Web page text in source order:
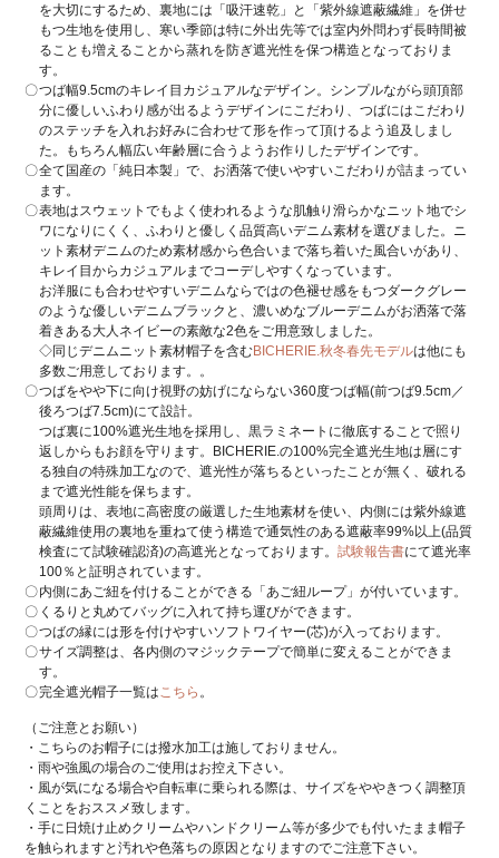
を大切にするため、裏地には「吸汗速乾」と「紫外線遮蔽繊維」を併せ
もつ生地を使用し、寒い季節は特に外出先等では室内外問わず長時間被
ることも増えることから蒸れを防ぎ遮光性を保つ構造となっておりま
す。
つば幅9.5cmのキレイ目カジュアルなデザイン。シンプルながら頭頂部
分に優しいふわり感が出るようデザインにこだわり、つばにはこだわり
のステッチを入れお好みに合わせて形を作って頂けるよう追及しまし
た。もちろん幅広い年齢層に合うようお作りしたデザインです。
全て国産の「純日本製」で、お洒落で使いやすいこだわりが詰まってい
ます。
表地はスウェットでもよく使われるような肌触り滑らかなニット地でシ
ワになりにくく、ふわりと優しく品質高いデニム素材を選びました。ニ
ット素材デニムのため素材感から色合いまで落ち着いた風合いがあり、
キレイ目からカジュアルまでコーデしやすくなっています。
お洋服にも合わせやすいデニムならではの色褪せ感をもつダークグレー
のような優しいデニムブラックと、濃いめなブルーデニムがお洒落で落
着きある大人ネイビーの素敵な2色をご用意致しました。
◇同じデニムニット素材帽子を含むBICHERIE.秋冬春先モデルは他にも
多数ご用意しております。。
つばをやや下に向け視野の妨げにならない360度つば幅(前つば9.5cm／
後ろつば7.5cm)にて設計。
つば裏に100%遮光生地を採用し、黒ラミネートに徹底することで照り
返しからもお顔を守ります。BICHERIE.の100%完全遮光生地は層にす
る独自の特殊加工なので、遮光性が落ちるといったことが無く、破れる
まで遮光性能を保ちます。
頭周りは、表地に高密度の厳選した生地素材を使い、内側には紫外線遮
蔽繊維使用の裏地を重ねて使う構造で通気性のある遮蔽率99%以上(品質
検査にて試験確認済)の高遮光となっております。試験報告書にて遮光率
100％と証明されています。
内側にあご紐を付けることができる「あご紐ループ」が付いています。
くるりと丸めてバッグに入れて持ち運びができます。
つばの縁には形を付けやすいソフトワイヤー(芯)が入っております。
サイズ調整は、各内側のマジックテープで簡単に変えることができま
す。
完全遮光帽子一覧はこちら 。
（ご注意とお願い）
・こちらのお帽子には撥水加工は施しておりません。
・雨や強風の場合のご使用はお控え下さい。
・風が気になる場合や自転車に乗られる際は、サイズをややきつく調整頂
くことをおススメ致します。
・手に日焼け止めクリームやハンドクリーム等が多少でも付いたまま帽子
を触られますと汚れや色落ちの原因となりますのでご注意下さい。